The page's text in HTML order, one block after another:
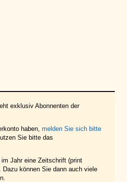
exklusiv Abonnenten der
haben, melden Sie sich bitte
Sie bitte das
Jahr eine Zeitschrift (print
können Sie dann auch viele